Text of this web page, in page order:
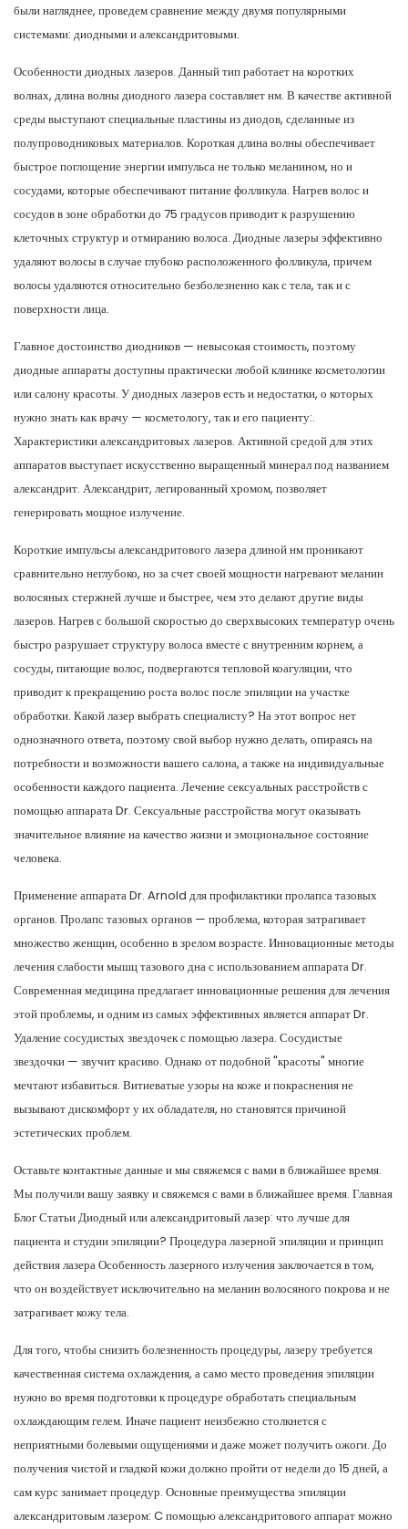
были нагляднее, проведем сравнение между двумя популярными
системами: диодными и александритовыми.
Особенности диодных лазеров. Данный тип работает на коротких
волнах, длина волны диодного лазера составляет нм. В качестве активной
среды выступают специальные пластины из диодов, сделанные из
полупроводниковых материалов. Короткая длина волны обеспечивает
быстрое поглощение энергии импульса не только меланином, но и
сосудами, которые обеспечивают питание фолликула. Нагрев волос и
сосудов в зоне обработки до 75 градусов приводит к разрушению
клеточных структур и отмиранию волоса. Диодные лазеры эффективно
удаляют волосы в случае глубоко расположенного фолликула, причем
волосы удаляются относительно безболезненно как с тела, так и с
поверхности лица.
Главное достоинство диодников — невысокая стоимость, поэтому
диодные аппараты доступны практически любой клинике косметологии
или салону красоты. У диодных лазеров есть и недостатки, о которых
нужно знать как врачу — косметологу, так и его пациенту:.
Характеристики александритовых лазеров. Активной средой для этих
аппаратов выступает искусственно выращенный минерал под названием
александрит. Александрит, легированный хромом, позволяет
генерировать мощное излучение.
Короткие импульсы александритового лазера длиной нм проникают
сравнительно неглубоко, но за счет своей мощности нагревают меланин
волосяных стержней лучше и быстрее, чем это делают другие виды
лазеров. Нагрев с большой скоростью до сверхвысоких температур очень
быстро разрушает структуру волоса вместе с внутренним корнем, а
сосуды, питающие волос, подвергаются тепловой коагуляции, что
приводит к прекращению роста волос после эпиляции на участке
обработки. Какой лазер выбрать специалисту? На этот вопрос нет
однозначного ответа, поэтому свой выбор нужно делать, опираясь на
потребности и возможности вашего салона, а также на индивидуальные
особенности каждого пациента. Лечение сексуальных расстройств с
помощью аппарата Dr. Сексуальные расстройства могут оказывать
значительное влияние на качество жизни и эмоциональное состояние
человека.
Применение аппарата Dr. Arnold для профилактики пролапса тазовых
органов. Пролапс тазовых органов — проблема, которая затрагивает
множество женщин, особенно в зрелом возрасте. Инновационные методы
лечения слабости мышц тазового дна с использованием аппарата Dr.
Современная медицина предлагает инновационные решения для лечения
этой проблемы, и одним из самых эффективных является аппарат Dr.
Удаление сосудистых звездочек с помощью лазера. Сосудистые
звездочки — звучит красиво. Однако от подобной "красоты" многие
мечтают избавиться. Витиеватые узоры на коже и покраснения не
вызывают дискомфорт у их обладателя, но становятся причиной
эстетических проблем.
Оставьте контактные данные и мы свяжемся с вами в ближайшее время.
Мы получили вашу заявку и свяжемся с вами в ближайшее время. Главная
Блог Статьи Диодный или александритовый лазер: что лучше для
пациента и студии эпиляции? Процедура лазерной эпиляции и принцип
действия лазера Особенность лазерного излучения заключается в том,
что он воздействует исключительно на меланин волосяного покрова и не
затрагивает кожу тела.
Для того, чтобы снизить болезненность процедуры, лазеру требуется
качественная система охлаждения, а само место проведения эпиляции
нужно во время подготовки к процедуре обработать специальным
охлаждающим гелем. Иначе пациент неизбежно столкнется с
неприятными болевыми ощущениями и даже может получить ожоги. До
получения чистой и гладкой кожи должно пройти от недели до 15 дней, а
сам курс занимает процедур. Основные преимущества эпиляции
александритовым лазером: C помощью александритового аппарат можно